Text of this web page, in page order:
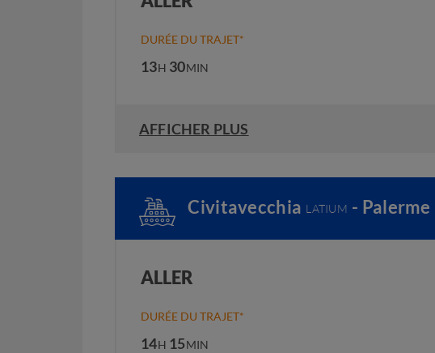
DURÉE DU TRAJET*
13H 30MIN
AFFICHER PLUS
Civitavecchia LATIUM - Palerme
ALLER
DURÉE DU TRAJET*
14H 15MIN